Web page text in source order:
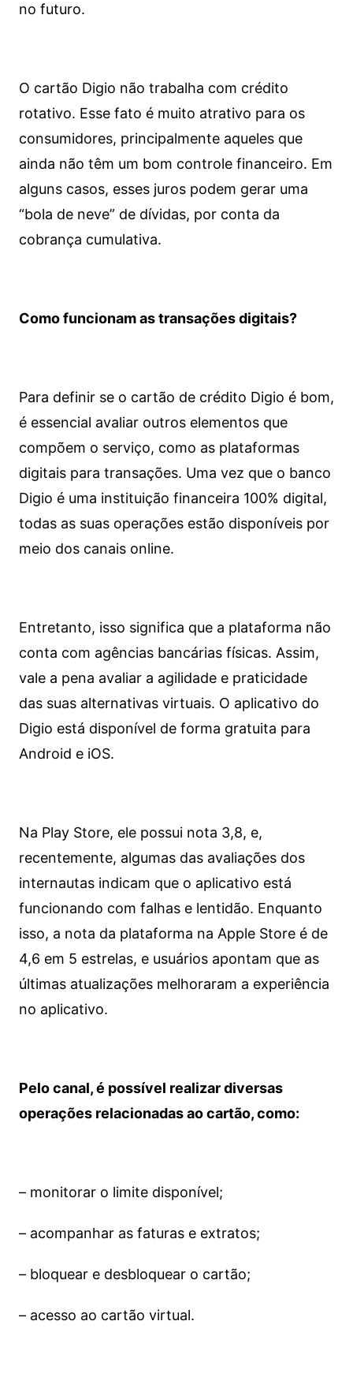
no futuro.
O cartão Digio não trabalha com crédito
rotativo. Esse fato é muito atrativo para os
consumidores, principalmente aqueles que
ainda não têm um bom controle financeiro. Em
alguns casos, esses juros podem gerar uma
“bola de neve” de dívidas, por conta da
cobrança cumulativa.
Como funcionam as transações digitais?
Para definir se o cartão de crédito Digio é bom,
é essencial avaliar outros elementos que
compõem o serviço, como as plataformas
digitais para transações. Uma vez que o banco
Digio é uma instituição financeira 100% digital,
todas as suas operações estão disponíveis por
meio dos canais online.
Entretanto, isso significa que a plataforma não
conta com agências bancárias físicas. Assim,
vale a pena avaliar a agilidade e praticidade
das suas alternativas virtuais. O aplicativo do
Digio está disponível de forma gratuita para
Android e iOS.
Na Play Store, ele possui nota 3,8, e,
recentemente, algumas das avaliações dos
internautas indicam que o aplicativo está
funcionando com falhas e lentidão. Enquanto
isso, a nota da plataforma na Apple Store é de
4,6 em 5 estrelas, e usuários apontam que as
últimas atualizações melhoraram a experiência
no aplicativo.
Pelo canal, é possível realizar diversas
operações relacionadas ao cartão, como:
– monitorar o limite disponível;
– acompanhar as faturas e extratos;
– bloquear e desbloquear o cartão;
– acesso ao cartão virtual.